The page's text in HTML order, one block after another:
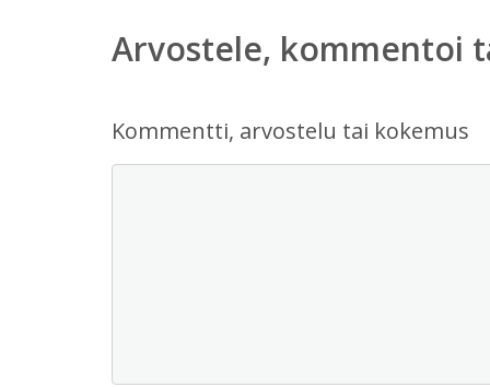
Arvostele, kommentoi
Kommentti, arvostelu tai kokemus